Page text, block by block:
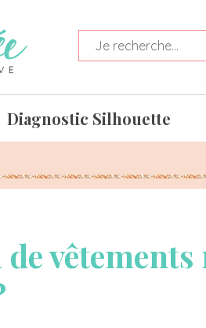
Diagnostic Silhouette
vêtements